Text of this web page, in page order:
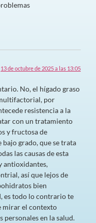
13 de octubre de 2025 a las 13:05
No, el hígado graso
por
resistencia a la
con un tratamiento
y fructosa de
grado, que se trata
las causas de esta
antioxidantes,
así que lejos de
bien
es todo lo contrario te
mirar el contexto
personales en la salud.